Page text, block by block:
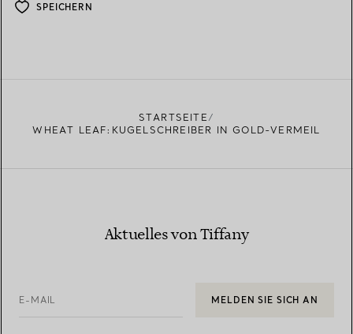
SPEICHERN
STARTSEITE
WHEAT LEAF:KUGELSCHREIBER IN GOLD-VERMEIL
Aktuelles von Tiffany
E-MAIL MELDEN SIE SICH AN